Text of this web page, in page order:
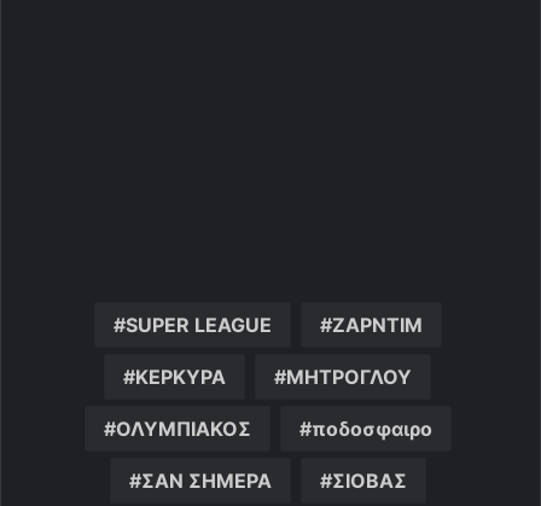
SUPER LEAGUE ΖΑΡΝΤΙΜ
ΚΕΡΚΥΡΑ ΜΗΤΡΟΓΛΟΥ
ΟΛΥΜΠΙΑΚΟΣ ποδοσφαιρο
ΣΑΝ ΣΗΜΕΡΑ ΣΙΟΒΑΣ